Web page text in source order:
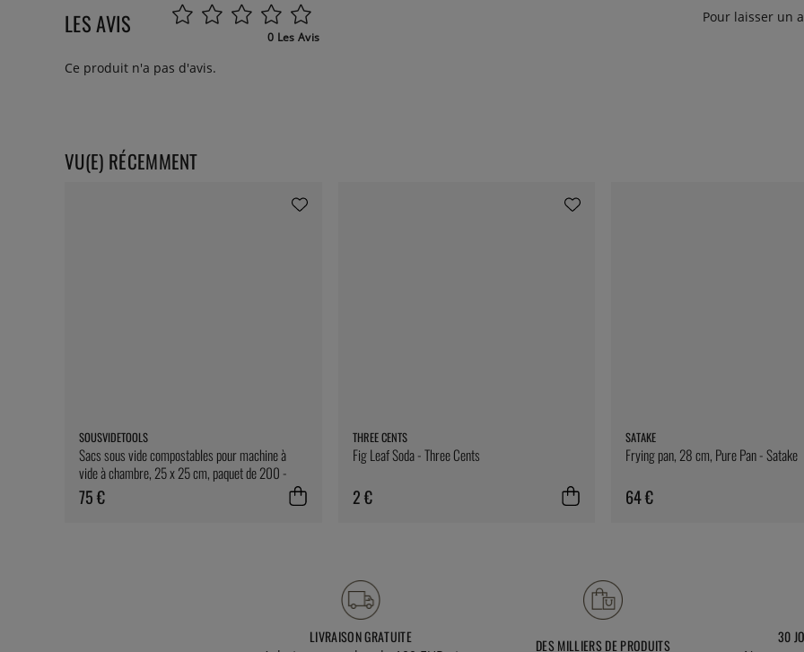
LES AVIS 0 Les Avis
Pour laisser un
Ce produit n'a pas d'avis.
VU(E) RÉCEMMENT
SOUSVIDETOOLS
Sacs sous vide compostables pour machine à
vide à chambre, 25 x 25 cm, paquet de 200 -
SousVideTools
75 €
THREE CENTS
Fig Leaf Soda - Three Cents
2 €
SATAKE
Frying pan, 28 cm, Pure Pan - Satake
64 €
LIVRAISON GRATUITE DES MILLIERS DE PRODUITS 30